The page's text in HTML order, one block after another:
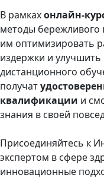
В рамкахонлайн-
методы бережливого
им оптимизировать
издержки и улучшить
дистанционного
получат
квалификации и
знания в своей
Присоединяйтесь к
экспертом в сфере
инновационные